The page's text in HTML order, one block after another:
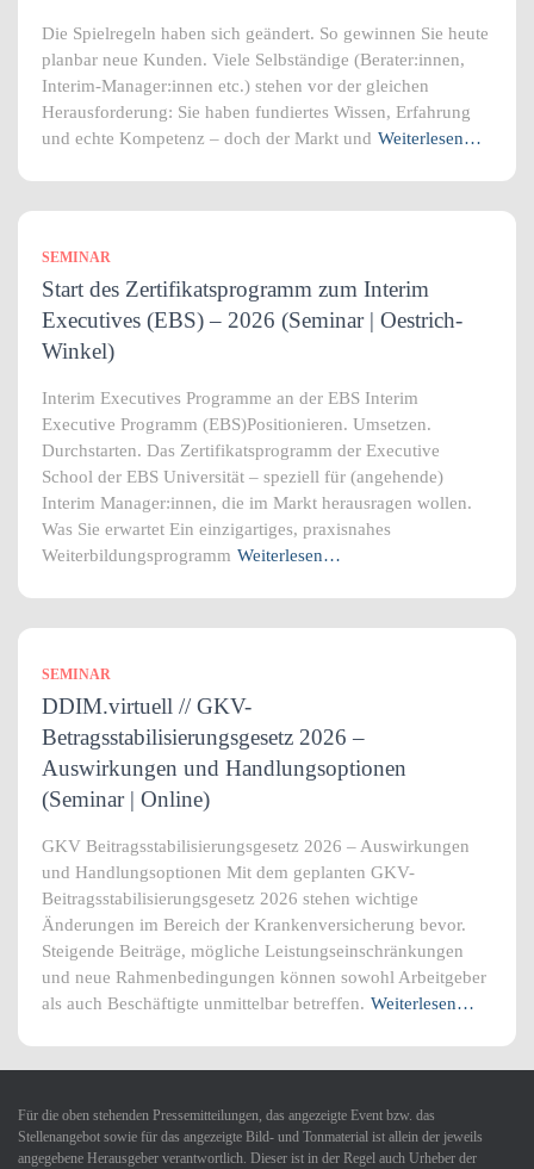
Die Spielregeln haben sich geändert. So gewinnen Sie heute
planbar neue Kunden. Viele Selbständige (Berater:innen,
Interim-Manager:innen etc.) stehen vor der gleichen
Herausforderung: Sie haben fundiertes Wissen, Erfahrung
und echte Kompetenz – doch der Markt und Weiterlesen…
SEMINAR
Start des Zertifikatsprogramm zum Interim
Executives (EBS) – 2026 (Seminar | Oestrich-
Winkel)
Interim Executives Programme an der EBS Interim
Executive Programm (EBS)Positionieren. Umsetzen.
Durchstarten. Das Zertifikatsprogramm der Executive
School der EBS Universität – speziell für (angehende)
Interim Manager:innen, die im Markt herausragen wollen.
Was Sie erwartet Ein einzigartiges, praxisnahes
Weiterbildungsprogramm Weiterlesen…
SEMINAR
DDIM.virtuell // GKV-
Betragsstabilisierungsgesetz 2026 –
Auswirkungen und Handlungsoptionen
(Seminar | Online)
GKV Beitragsstabilisierungsgesetz 2026 – Auswirkungen
und Handlungsoptionen Mit dem geplanten GKV-
Beitragsstabilisierungsgesetz 2026 stehen wichtige
Änderungen im Bereich der Krankenversicherung bevor.
Steigende Beiträge, mögliche Leistungseinschränkungen
und neue Rahmenbedingungen können sowohl Arbeitgeber
als auch Beschäftigte unmittelbar betreffen. Weiterlesen…
Für die oben stehenden Pressemitteilungen, das angezeigte Event bzw. das
Stellenangebot sowie für das angezeigte Bild- und Tonmaterial ist allein der jeweils
angegebene Herausgeber verantwortlich. Dieser ist in der Regel auch Urheber der